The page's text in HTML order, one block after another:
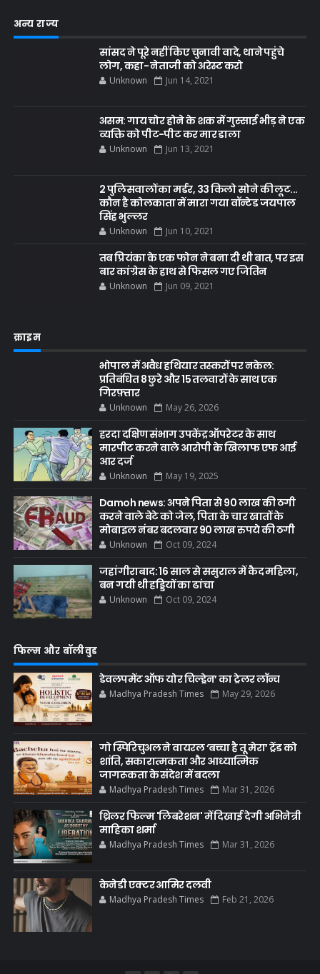
अन्य राज्य
सांसद ने पूरे नहीं किए चुनावी वादे, थाने पहुंचे
लोग, कहा- नेताजी को अरेस्ट करो
Unknown Jun 14, 2021
असम: गाय चोर होने के शक में गुस्साई भीड़ ने एक
व्यक्ति को पीट-पीट कर मार डाला
Unknown Jun 13, 2021
2 पुलिसवालों का मर्डर, 33 किलो सोने की लूट...
कौन है कोलकाता में मारा गया वॉन्टेड जयपाल
सिंह भुल्लर
Unknown Jun 10, 2021
तब प्रियंका के एक फोन ने बना दी थी बात, पर इस
बार कांग्रेस के हाथ से फिसल गए जितिन
Unknown Jun 09, 2021
क्राइम
भोपाल में अवैध हथियार तस्करों पर नकेल:
प्रतिबंधित 8 छुरे और 15 तलवारों के साथ एक
गिरफ़्तार
Unknown May 26, 2026
हरदा दक्षिण संभाग उपकेंद्र ऑपरेटर के साथ
मारपीट करने वाले आरोपी के खिलाफ एफ आई
आर दर्ज
Unknown May 19, 2025
Damoh news: अपने पिता से 90 लाख की ठगी
करने वाले बेटे को जेल, पिता के चार खातों के
मोबाइल नंबर बदलवार 90 लाख रुपये की ठगी
Unknown Oct 09, 2024
जहांगीराबाद: 16 साल से ससुराल में कैद महिला,
बन गयी थी हड्डियों का ढांचा
Unknown Oct 09, 2024
फिल्म और बॉलीवुड
डेवलपमेंट ऑफ योर चिल्ड्रेन’ का ट्रेलर लॉन्च
Madhya Pradesh Times May 29, 2026
गो स्पिरिचुअल ने वायरल ‘बच्चा है तू मेरा’ ट्रेंड को
शांति, सकारात्मकता और आध्यात्मिक
जागरूकता के संदेश में बदला
Madhya Pradesh Times Mar 31, 2026
थ्रिलर फिल्म 'लिबरेशन' में दिखाई देगी अभिनेत्री
माहिका शर्मा
Madhya Pradesh Times Mar 31, 2026
केनेडी एक्टर आमिर दलवी
Madhya Pradesh Times Feb 21, 2026